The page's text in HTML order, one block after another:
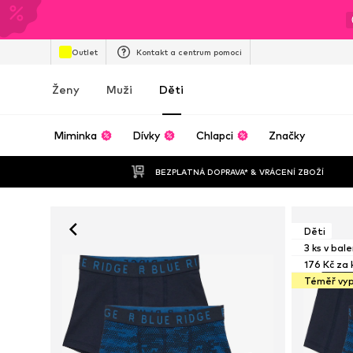
Outlet Kontakt a centrum pomoci
Ženy Muži Děti
Miminka Dívky Chlapci Značky
BEZPLATNÁ DOPRAVA* & VRÁCENÍ ZBOŽÍ
Děti
3 ks v
176 Kč za
Téměř